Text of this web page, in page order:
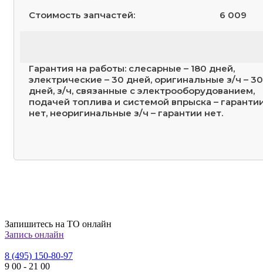
Стоимость запчастей: 6 009
Гарантия на работы: слесарные – 180 дней,
электрические – 30 дней, оригинальные з/ч – 30
дней, з/ч, связанные с электрооборудованием,
подачей топлива и системой впрыска –
нет, неоригинальные з/ч – гарантии нет.
Запишитесь на ТО онлайн
Запись онлайн
8 (495) 150-80-97
9 00 - 21 00